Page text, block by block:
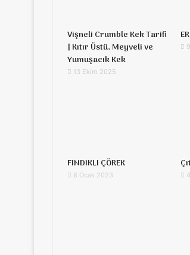
Vişneli Crumble Kek Tarifi
| Kıtır Üstü, Meyveli ve
Yumuşacık Kek
13 Ekim 2025
FINDIKLI ÇÖREK
8 Ocak 2023